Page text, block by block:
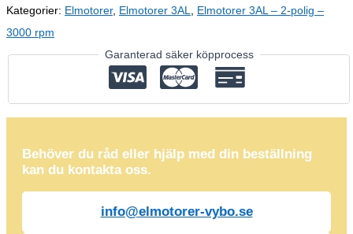
Kategorier: Elmotorer, Elmotorer 3AL
Elmotorer 3AL – 2-polig –
3000 rpm
Garanterad säker köpprocess
Behöver du råd eller hjälp med din beställning
kan du kontakta oss.
info@elmotorer-vybo.se